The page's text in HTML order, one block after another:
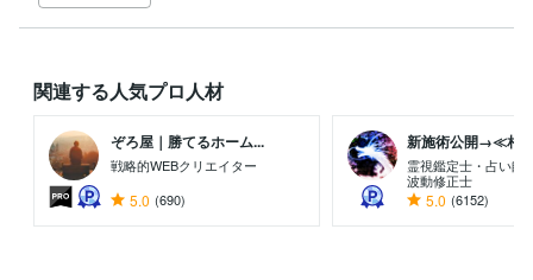
関連する人気プロ人材
ぞろ屋｜勝てるホーム...
戦略的WEBクリエイター
5.0 (690)
新施術公開→≪相
霊視鑑定士・占い師
波動修正士
5.0 (6152)